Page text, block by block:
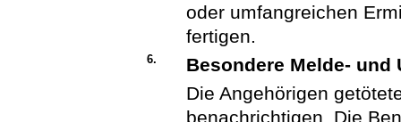
oder umfangreichen
fertigen.
6.
Besondere Melde-
Die Angehörigen
benachrichtigen. Die